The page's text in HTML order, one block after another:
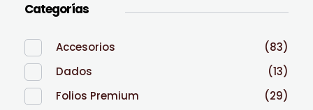
Categorías
Accesorios
(83)
Dados
(13)
Folios Premium
(29)